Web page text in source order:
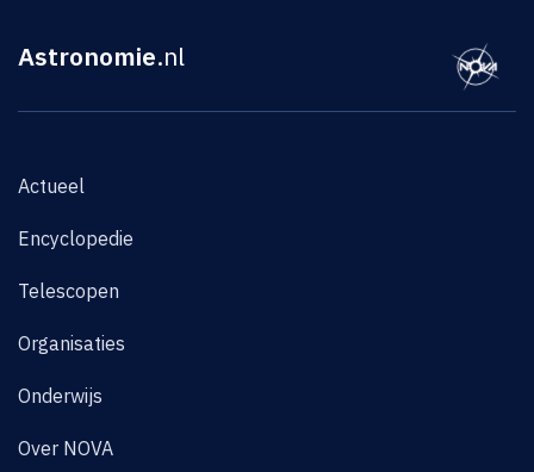
Astronomie.nl
Actueel
Encyclopedie
Telescopen
Organisaties
Onderwijs
Over NOVA